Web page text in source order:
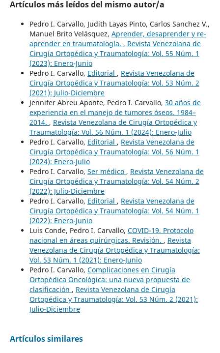
Artículos más leídos del mismo autor/a
Pedro I. Carvallo, Judith Layas Pinto, Carlos Sanchez V.,
Manuel Brito Velásquez, Aprender, desaprender y re-
aprender en traumatología. , Revista Venezolana de
Cirugía Ortopédica y Traumatología: Vol. 55 Núm. 1
(2023): Enero-Junio
Pedro I. Carvallo, Editorial , Revista Venezolana de
Cirugía Ortopédica y Traumatología: Vol. 53 Núm. 2
(2021): Julio-Diciembre
Jennifer Abreu Aponte, Pedro I. Carvallo, 30 años de
experiencia en el manejo de tumores óseos. 1984–
2014. , Revista Venezolana de Cirugía Ortopédica y
Traumatología: Vol. 56 Núm. 1 (2024): Enero-Julio
Pedro I. Carvallo, Editorial , Revista Venezolana de
Cirugía Ortopédica y Traumatología: Vol. 56 Núm. 1
(2024): Enero-Julio
Pedro I. Carvallo, Ser médico , Revista Venezolana de
Cirugía Ortopédica y Traumatología: Vol. 54 Núm. 2
(2022): Julio-Diciembre
Pedro I. Carvallo, Editorial , Revista Venezolana de
Cirugía Ortopédica y Traumatología: Vol. 54 Núm. 1
(2022): Enero-Junio
Luis Conde, Pedro I. Carvallo, COVID-19. Protocolo
nacional en áreas quirúrgicas. Revisión. , Revista
Venezolana de Cirugía Ortopédica y Traumatología:
Vol. 53 Núm. 1 (2021): Enero-Junio
Pedro I. Carvallo, Complicaciones en Cirugía
Ortopédica Oncológica: una nueva propuesta de
clasificación , Revista Venezolana de Cirugía
Ortopédica y Traumatología: Vol. 53 Núm. 2 (2021):
Julio-Diciembre
Artículos similares